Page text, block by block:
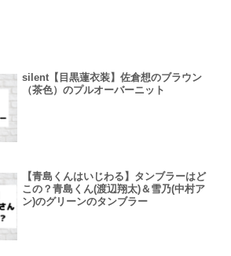
silent【目黒蓮衣装】佐倉想のブラウン
（茶色）のプルオーバーニット
【青島くんはいじわる】タンブラーはど
この？青島くん(渡辺翔太)＆雪乃(中村ア
ン)のグリーンのタンブラー